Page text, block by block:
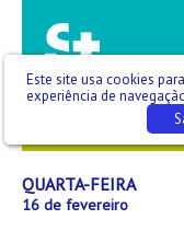
QUARTA-FEIRA
16 de fevereiro
Este site usa cookies
experiência de